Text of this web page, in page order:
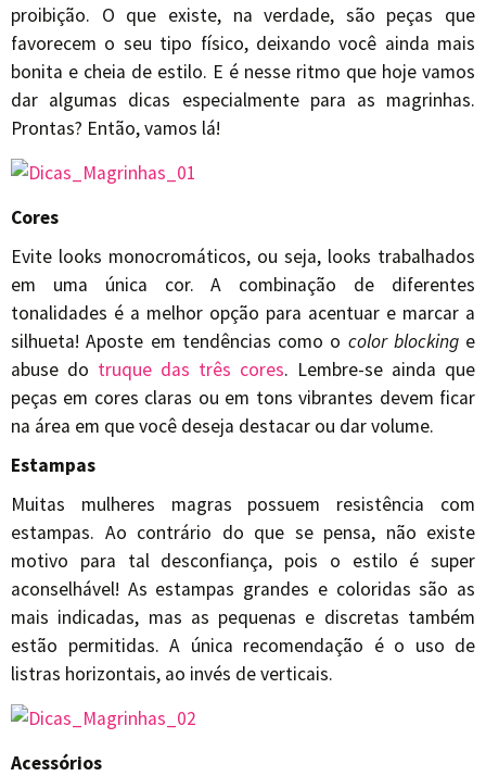
proibição. O que existe, na verdade, são peças que
favorecem o seu tipo físico, deixando você ainda mais
bonita e cheia de estilo. E é nesse ritmo que hoje vamos
dar algumas dicas especialmente para as magrinhas.
Prontas? Então, vamos lá!
Cores
Evite looks monocromáticos, ou seja, looks trabalhados
em uma única cor. A combinação de diferentes
tonalidades é a melhor opção para acentuar e marcar a
silhueta! Aposte em tendências como o color blockinge
abuse do truque das três cores. Lembre-se ainda que
peças em cores claras ou em tons vibrantes devem ficar
na área em que você deseja destacar ou dar volume.
Estampas
Muitas mulheres magras possuem resistência com
estampas. Ao contrário do que se pensa, não existe
motivo para tal desconfiança, pois o estilo é super
aconselhável! As estampas grandes e coloridas são as
mais indicadas, mas as pequenas e discretas também
estão permitidas. A única recomendação é o uso de
listras horizontais, ao invés de verticais.
Acessórios